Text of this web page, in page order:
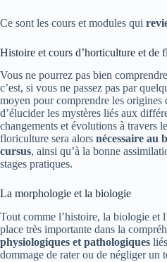
Ce sont les cours et modules qui
Histoire et cours d’horticulture et de
Vous ne pourrez pas bien
c’est, si vous ne passez pas par
moyen pour comprendre les origines
d’élucider les mystères liés aux
changements et évolutions à travers
floriculture sera alors nécessaire au
cursus, ainsi qu’à la bonne
stages pratiques.
La morphologie et la biologie
Tout comme l’histoire, la biologie et
place très importante dans la
physiologiques et pathologiques
dommage de rater ou de négliger un